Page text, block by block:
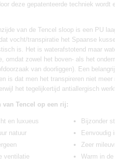
deze gepatenteerde techniek wordt
van de Tencel sloop is een PU
vocht/transpiratie het Spaanse
is. Het is waterafstotend maar
omdat zowel het boven- als het
van doorliggen). Een
is dat men het transpireren niet
het tegelijkertijd antiallergisch
van Tencel op een rij:
en luxueus
natuur
ventilatie
Bijzonder
Eenvoudig
Zeer
Warm in